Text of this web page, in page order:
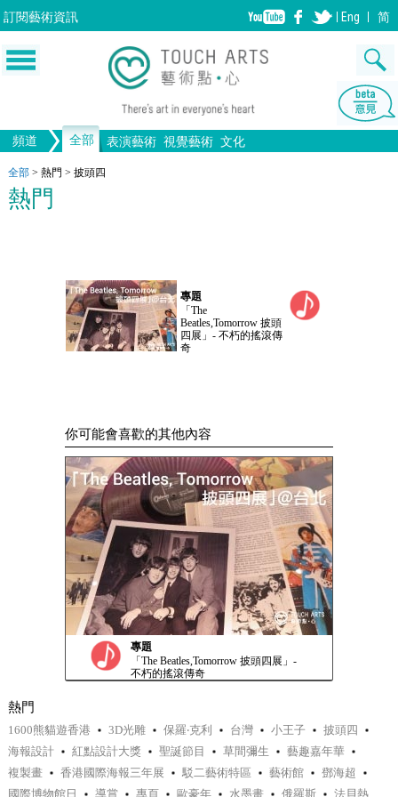
訂閱藝術資訊 Eng 简
頻道 全部 表演藝術 視覺藝術 文化
音樂
繪畫
生活
全部 > 熱門 > 披頭四
熱門
專題
「The
Beatles,Tomorrow 披頭
四展」- 不朽的搖滾傳
奇
你可能會喜歡的其他內容
專題
「The Beatles,Tomorrow 披頭四展」-
不朽的搖滾傳奇
熱門
1600熊貓遊香港 3D光雕 保羅‧克利 台灣 小王子
披頭四
海報設計
紅點設計大獎 聖誕節目 草間彌生
藝趣嘉年華
複製畫
香港國際海報三年展 駁二藝術特區 藝術館
鄧海超
國際博物館日
導賞 專頁 歐豪年 水墨畫 俄羅斯 法貝熱